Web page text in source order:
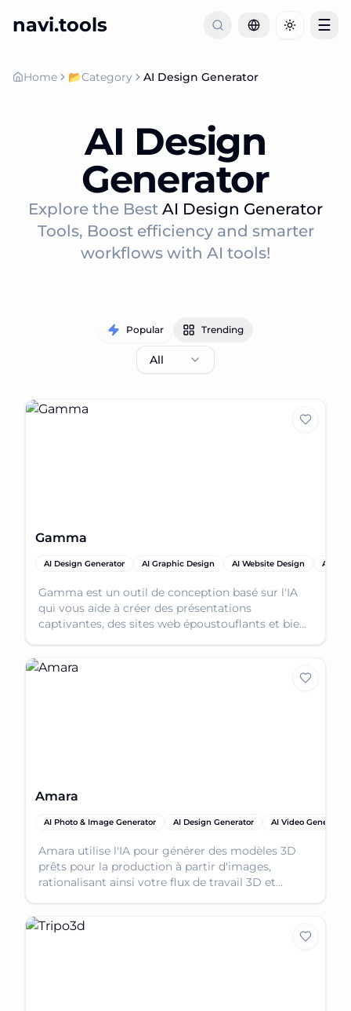
navi.tools Toggle
☰
Home 📂Category AI Design Generator
AI Design
Generator
Explore the Best AI Design Generator
Tools, Boost efficiency and smarter
workflows with AI tools!
Popular Trending
All
Gamma
AI Design Generator AI Graphic Design AI Website Design AI
Gamma est un outil de conception basé sur l'IA
qui vous aide à créer des présentations
captivantes, des sites web époustouflants et bien
Amara
AI Photo & Image Generator AI Design Generator AI Video Generator
Amara utilise l'IA pour générer des modèles 3D
prêts pour la production à partir d'images,
rationalisant ainsi votre flux de travail 3D et